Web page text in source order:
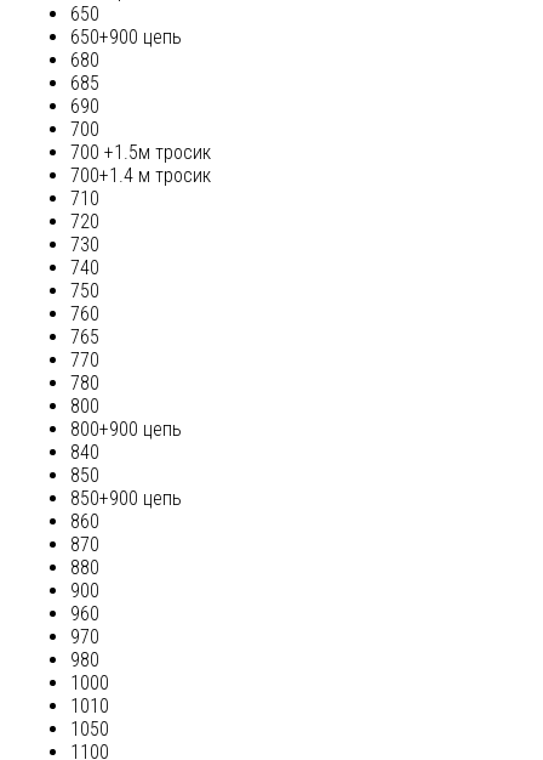
650
650+900 цепь
680
685
690
700
700 +1.5м тросик
700+1.4 м тросик
710
720
730
740
750
760
765
770
780
800
800+900 цепь
840
850
850+900 цепь
860
870
880
900
960
970
980
1000
1010
1050
1100